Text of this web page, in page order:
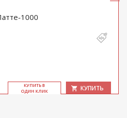
1000
КУ­ПИТЬ В
ОДИН КЛИК
КУПИТЬ